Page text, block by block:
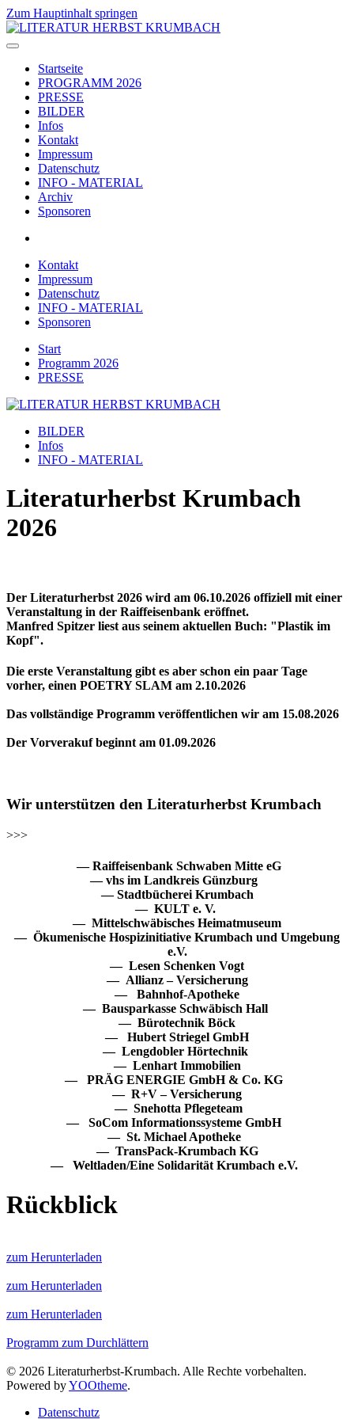
Zum Hauptinhalt springen
Startseite
PROGRAMM 2026
PRESSE
BILDER
Infos
Kontakt
Impressum
Datenschutz
INFO - MATERIAL
Archiv
Sponsoren
Kontakt
Impressum
Datenschutz
INFO - MATERIAL
Sponsoren
Start
Programm 2026
PRESSE
BILDER
Infos
INFO - MATERIAL
Literaturherbst Krumbach
2026
Der Literaturherbst 2026 wird am 06.10.2026 offiziell mit einer
Veranstaltung in der Raiffeisenbank eröffnet.
Manfred Spitzer liest aus seinem aktuellen Buch: "Plastik im
Kopf".
Die erste Veranstaltung gibt es aber schon ein paar Tage
vorher, einen POETRY SLAM am 2.10.2026
Das vollständige Programm veröffentlichen wir am 15.08.2026
Der Vorverakuf beginnt am 01.09.2026
Wir unterstützen den Literaturherbst Krumbach
>>>
— Raiffeisenbank Schwaben Mitte eG
— vhs im Landkreis Günzburg
— Stadtbücherei Krumbach
— KULT e. V.
— Mittelschwäbisches Heimatmuseum
— Ökumenische Hospizinitiative Krumbach und Umgebung
e.V.
— Lesen Schenken Vogt
— Allianz – Versicherung
— Bahnhof-Apotheke
— Bausparkasse Schwäbisch Hall
— Bürotechnik Böck
— Hubert Striegel GmbH
— Lengdobler Hörtechnik
— Lenhart Immobilien
— PRÄG ENERGIE GmbH & Co. KG
— R+V – Versicherung
— Snehotta Pflegeteam
— SoCom Informationssysteme GmbH
— St. Michael Apotheke
— TransPack-Krumbach KG
— Weltladen/Eine Solidarität Krumbach e.V.
Rückblick
zum Herunterladen
zum Herunterladen
zum Herunterladen
Programm zum Durchlättern
© 2026 Literaturherbst-Krumbach. Alle Rechte vorbehalten.
Powered byYOOtheme.
Datenschutz